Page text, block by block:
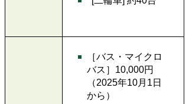
［バス・マイクロ
バス］10,000円
（2025年10月1日
から）